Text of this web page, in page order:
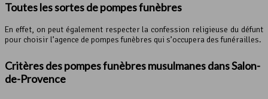
Toutes les sortes de pompes funèbres
En effet, on peut également respecter la confession religieuse du défunt
pour choisir l’agence de pompes funèbres qui s’occupera des funérailles.
Critères des pompes funèbres musulmanes dans Salon-
de-Provence